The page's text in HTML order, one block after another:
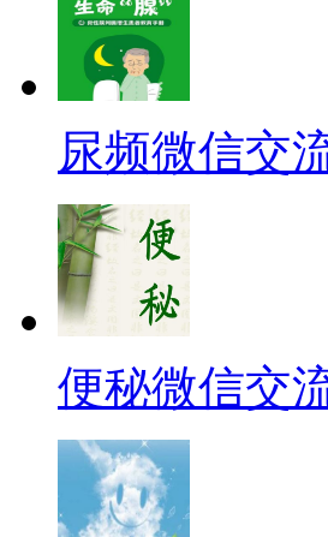
尿频微信交
便秘微信交